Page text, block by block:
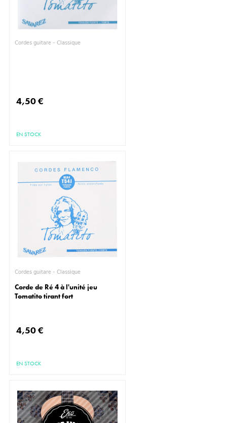
Cordes guitare - Classique
4,50 €
EN STOCK
Cordes guitare - Classique
Corde de Ré 4 à l'unité jeu
Tomatito tirant fort
4,50 €
EN STOCK